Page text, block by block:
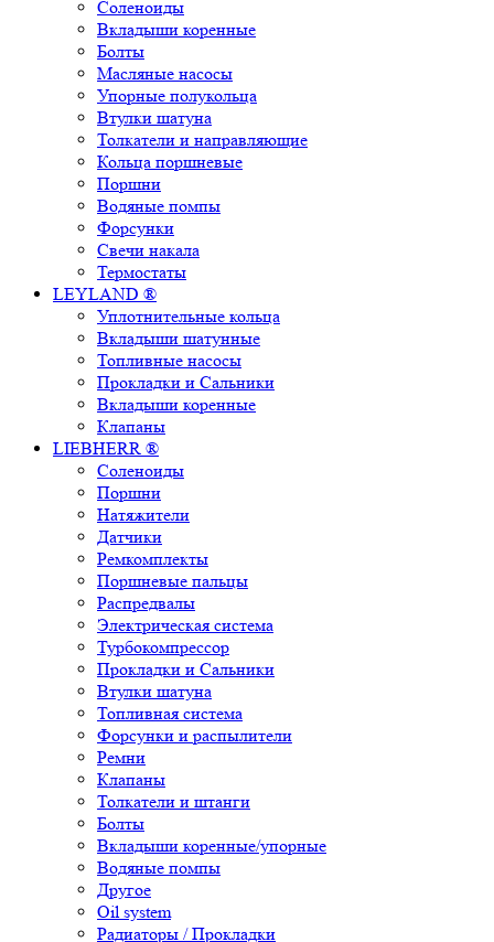
Соленоиды
Вкладыши коренные
Болты
Масляные насосы
Упорные полукольца
Втулки шатуна
Толкатели и направляющие
Кольца поршневые
Поршни
Водяные помпы
Форсунки
Свечи накала
Термостаты
LEYLAND ®
Уплотнительные кольца
Вкладыши шатунные
Топливные насосы
Прокладки и Сальники
Вкладыши коренные
Клапаны
LIEBHERR ®
Соленоиды
Поршни
Натяжители
Датчики
Ремкомплекты
Поршневые пальцы
Распредвалы
Электрическая система
Турбокомпрессор
Прокладки и Сальники
Втулки шатуна
Топливная система
Форсунки и распылители
Ремни
Клапаны
Толкатели и штанги
Болты
Вкладыши коренные/упорные
Водяные помпы
Другое
Oil system
Радиаторы / Прокладки